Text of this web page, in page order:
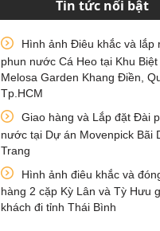
Tin tức nổi bật
Hình ảnh Điêu khắc và lắp
phun nước Cá Heo tại Khu
Melosa Garden Khang Điền,
Tp.HCM
Giao hàng và Lắp đặt Đài
nước tại Dự án Movenpick Bãi
Trang
Hình ảnh điêu khắc và
hàng 2 cặp Kỳ Lân và Tỳ Hưu
khách đi tỉnh Thái Bình